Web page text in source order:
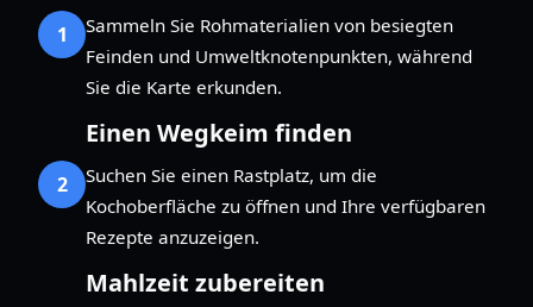
1
Sammeln Sie Rohmaterialien von besiegten
Feinden und Umweltknotenpunkten, während
Sie die Karte erkunden.
2
Einen Wegkeim finden
Suchen Sie einen Rastplatz, um die
Kochoberfläche zu öffnen und Ihre verfügbaren
Rezepte anzuzeigen.
Mahlzeit zubereiten